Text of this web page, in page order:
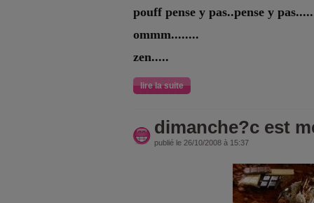
pouff pense y pas..pense y
ommm........
zen.....
lire la suite
dimanche?c est
publié le 26/10/2008 à 15:37